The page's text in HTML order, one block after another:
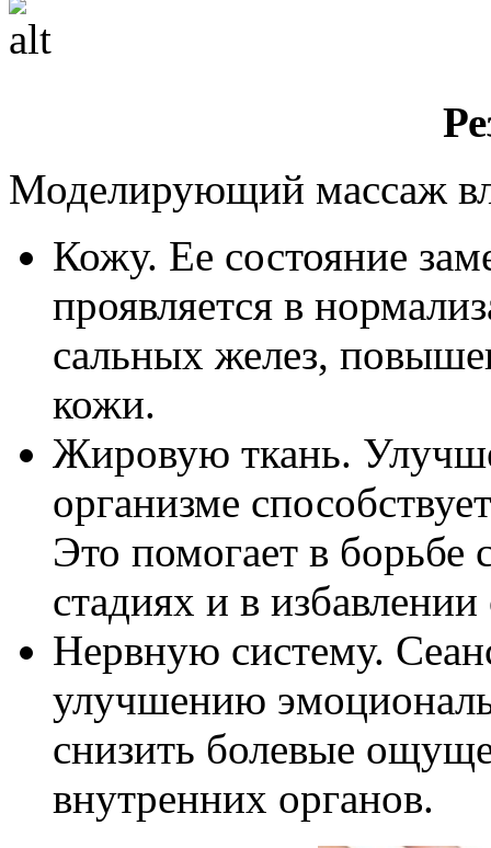
Моделирующий массаж
Кожу. Ее состояние
проявляется в
сальных желез,
кожи.
Жировую ткань.
организме
Это помогает в
стадиях и в
Нервную систему.
улучшению
снизить болевые
внутренних органов.